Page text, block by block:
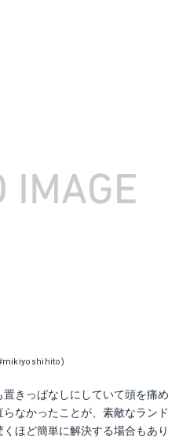
きっぱなしにしていて頭を痛め
なかったことが、素敵なランド
ほど簡単に解決する場合もあり